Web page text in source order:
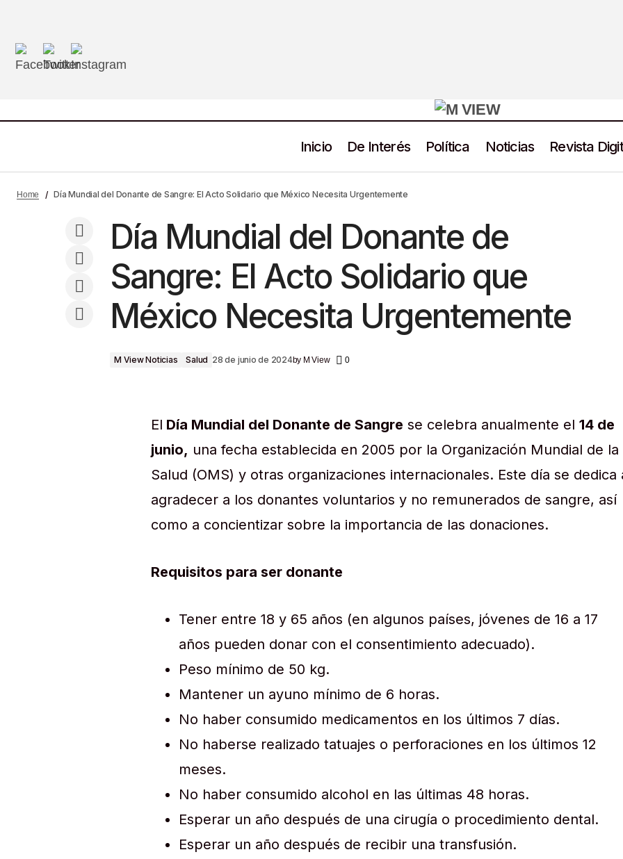
Inicio De Interés Política Noticias Revista
Día Mundial Contra el Maltrato a
Mayores: ¿Qué Está Haciendo México?
Salud
Urgentemente
Home Día Mundial del Donante de Sangre: El Acto Solidario que México Necesita Urgentemente
Día Mundial del Donante de
Sangre: El Acto Solidario que
México Necesita Urgentemente
M View Noticias Salud 28 de junio de 2024by M View 0
El Día Mundial del Donante de Sangre se celebra anualmente el 14 de
junio, una fecha establecida en 2005 por la Organización Mundial de la
Salud (OMS) y otras organizaciones internacionales. Este día se dedica
agradecer a los donantes voluntarios y no remunerados de sangre, así
como a concientizar sobre la importancia de las donaciones.
Requisitos para ser donante
Tener entre 18 y 65 años (en algunos países, jóvenes de 16 a 17
años pueden donar con el consentimiento adecuado).
Peso mínimo de 50 kg.
Mantener un ayuno mínimo de 6 horas.
No haber consumido medicamentos en los últimos 7 días.
No haberse realizado tatuajes o perforaciones en los últimos 12
meses.
No haber consumido alcohol en las últimas 48 horas.
Esperar un año después de una cirugía o procedimiento dental.
Esperar un año después de recibir una transfusión.